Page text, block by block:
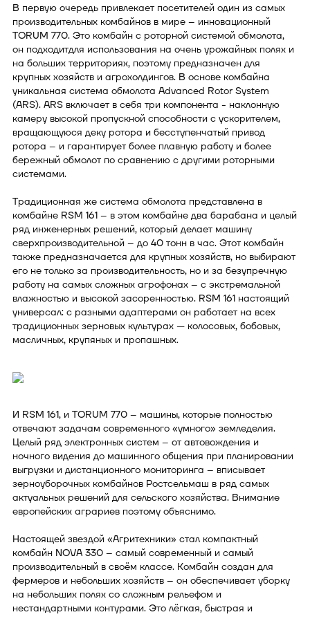
В первую очередь привлекает посетителей один из самых
производительных комбайнов в мире – инновационный
TORUM 770. Это комбайн с роторной системой обмолота,
он подходитдля использования на очень урожайных полях и
на больших территориях, поэтому предназначен для
крупных хозяйств и агрохолдингов. В основе комбайна
уникальная система обмолота Advanced Rotor System
(ARS). ARS включает в себя три компонента - наклонную
камеру высокой пропускной способности с ускорителем,
вращающуюся деку ротора и бесступенчатый привод
ротора – и гарантирует более плавную работу и более
бережный обмолот по сравнению с другими роторными
системами.
Традиционная же система обмолота представлена в
комбайне RSM 161 – в этом комбайне два барабана и целый
ряд инженерных решений, который делает машину
сверхпроизводительной – до 40 тонн в час. Этот комбайн
также предназначается для крупных хозяйств, но выбирают
его не только за производительность, но и за безупречную
работу на самых сложных агрофонах – с экстремальной
влажностью и высокой засоренностью. RSM 161 настоящий
универсал: с разными адаптерами он работает на всех
традиционных зерновых культурах — колосовых, бобовых,
масличных, крупяных и пропашных.
И RSM 161, и TORUM 770 – машины, которые полностью
отвечают задачам современного «умного» земледелия.
Целый ряд электронных систем – от автовождения и
ночного видения до машинного общения при планировании
выгрузки и дистанционного мониторинга – вписывает
зерноуборочных комбайнов Ростсельмаш в ряд самых
актуальных решений для сельского хозяйства. Внимание
европейских аграриев поэтому объяснимо.
Настоящей звездой «Агритехники» стал компактный
комбайн NOVA 330 – самый современный и самый
производительный в своём классе. Комбайн создан для
фермеров и небольших хозяйств – он обеспечивает уборку
на небольших полях со сложным рельефом и
нестандартными контурами. Это лёгкая, быстрая и